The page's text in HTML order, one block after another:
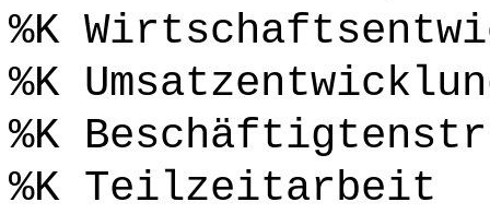
%K
%K
%K
%K Teilzeitarbeit